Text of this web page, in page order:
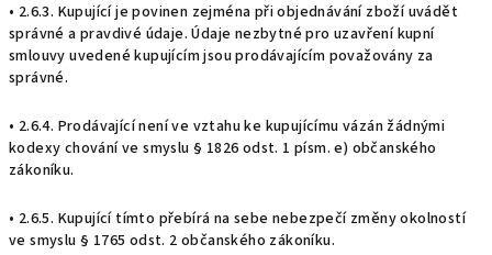
• 2.6.3. Kupující je povinen zejména při objednávání zboží uvádět
správné a pravdivé údaje. Údaje nezbytné pro uzavření kupní
smlouvy uvedené kupujícím jsou prodávajícím považovány za
správné.
• 2.6.4. Prodávající není ve vztahu ke kupujícímu vázán žádnými
kodexy chování ve smyslu § 1826 odst. 1 písm. e) občanského
zákoníku.
• 2.6.5. Kupující tímto přebírá na sebe nebezpečí změny okolností
ve smyslu § 1765 odst. 2 občanského zákoníku.